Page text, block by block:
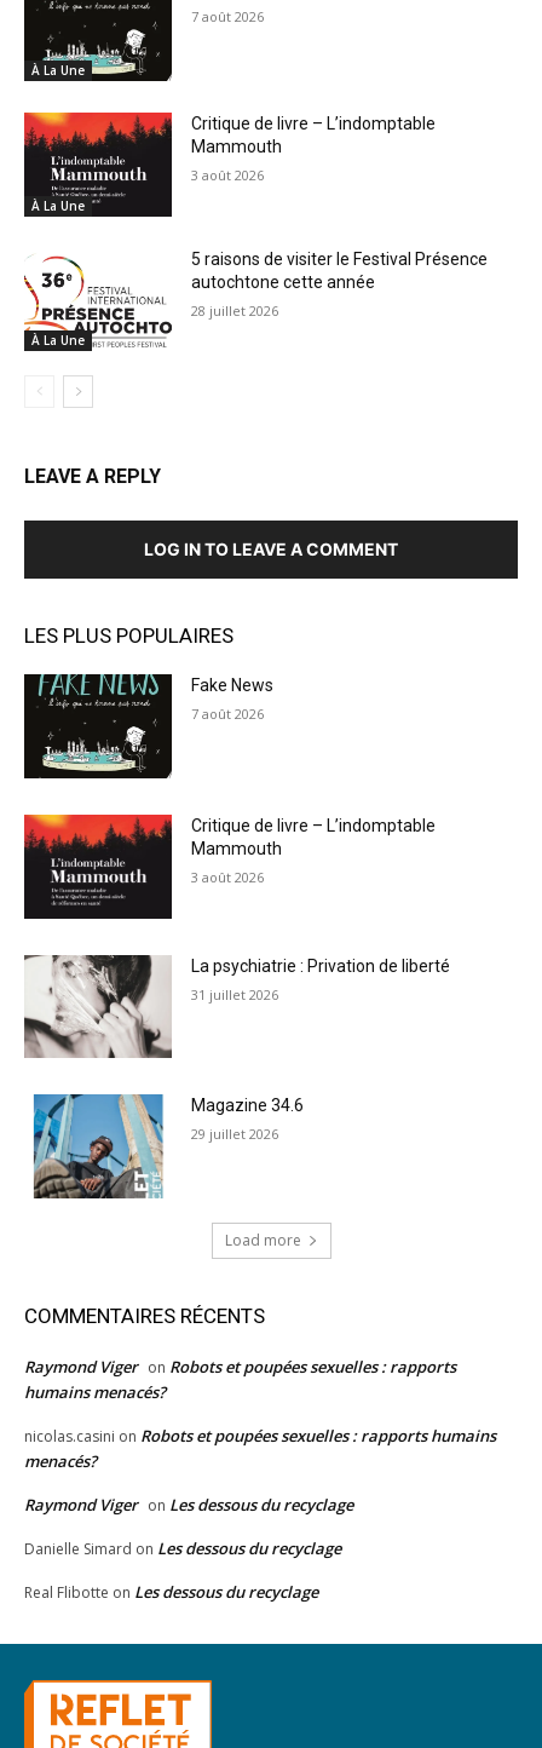
À La Une
7 août 2026
À La Une
Critique de livre – L’indomptable
Mammouth
3 août 2026
À La Une
5 raisons de visiter le Festival Présence
autochtone cette année
28 juillet 2026
LEAVE A REPLY
LOG IN TO LEAVE A COMMENT
LES PLUS POPULAIRES
Fake News
7 août 2026
Critique de livre – L’indomptable
Mammouth
3 août 2026
La psychiatrie : Privation de liberté
31 juillet 2026
Magazine 34.6
29 juillet 2026
Load more
COMMENTAIRES RÉCENTS
Raymond Viger on Robots et poupées sexuelles : rapports
humains menacés?
nicolas.casini on Robots et poupées sexuelles : rapports humains
menacés?
Raymond Viger on Les dessous du recyclage
Danielle Simard on Les dessous du recyclage
Real Flibotte on Les dessous du recyclage